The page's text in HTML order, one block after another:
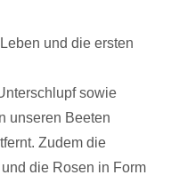
und die ersten
sowie
unseren Beeten
Zudem die
die Rosen in Form